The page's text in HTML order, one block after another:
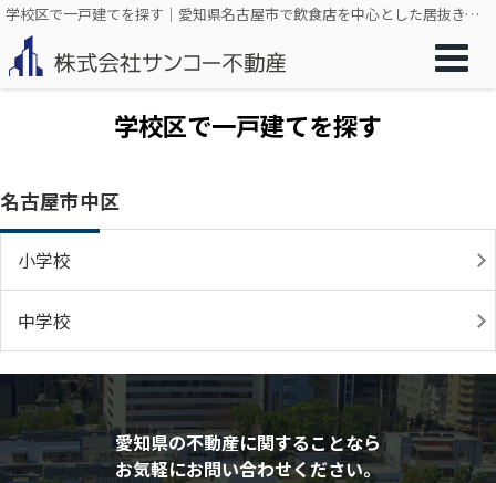
学校区で一戸建てを探す｜愛知県名古屋市で飲食店を中心とした居抜き、店舗売却のことなら株式会社サンコー不動産
学校区で一戸建てを探す
名古屋市中区
小学校
中学校
愛知県の不動産に関することなら
お気軽にお問い合わせください。